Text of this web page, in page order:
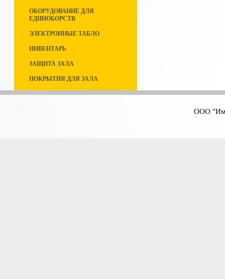
ОБОРУДОВАНИЕ ДЛЯ
ЕДИНОБОРСТВ
ЭЛЕКТРОННЫЕ ТАБЛО
ИНВЕНТАРЬ
ЗАЩИТА ЗАЛА
ПОКРЫТИЯ ДЛЯ ЗАЛА
ООО